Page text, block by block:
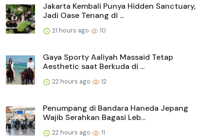
Jakarta Kembali Punya Hidden Sanctuary,
Jadi Oase Tenang di ...
21 hours ago 10
Gaya Sporty Aaliyah Massaid Tetap
Aesthetic saat Berkuda di ...
22 hours ago 12
Penumpang di Bandara Haneda Jepang
Wajib Serahkan Bagasi Leb...
22 hours ago 11